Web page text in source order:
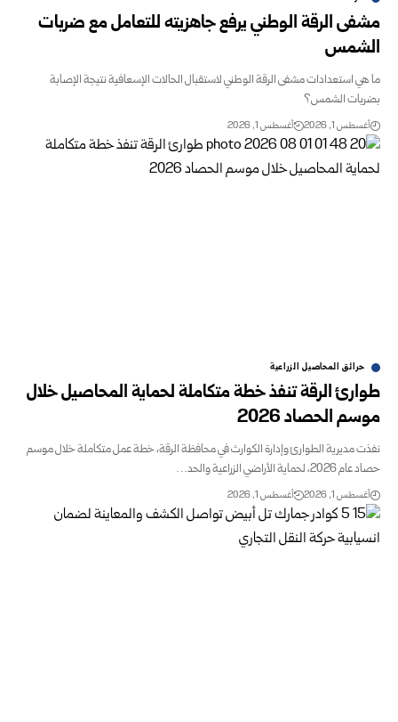
مشفى الرقة الوطني يرفع ‏جاهزيته للتعامل مع ضربات
الشمس
ما هي استعدادات مشفى الرقة الوطني لاستقبال الحالات الإسعافية نتيجة الإصابة
بضربات الشمس؟
أغسطس 1, 2026 أغسطس 1, 2026
حرائق المحاصيل الزراعية
طوارئ الرقة تنفذ خطة متكاملة لحماية المحاصيل خلال
موسم الحصاد 2026
نفذت مديرية الطوارئ وإدارة الكوارث في محافظة الرقة، خطة عمل متكاملة خلال موسم
حصاد عام 2026، لحماية الأراضي الزراعية والحد…
أغسطس 1, 2026 أغسطس 1, 2026